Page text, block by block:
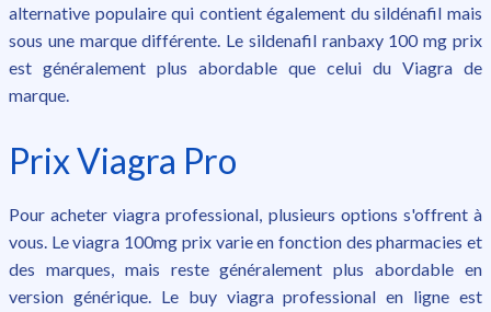
alternative populaire qui contient également du sildénafil mais
sous une marque différente. Le sildenafil ranbaxy 100 mg prix
est généralement plus abordable que celui du Viagra de
marque.
Prix Viagra Pro
Pour acheter viagra professional, plusieurs options s'offrent à
vous. Le viagra 100mg prix varie en fonction des pharmacies et
des marques, mais reste généralement plus abordable en
version générique. Le buy viagra professional en ligne est